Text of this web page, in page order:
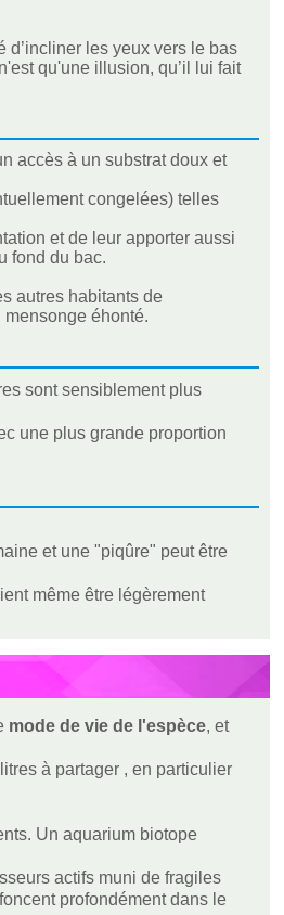
d’incliner les yeux vers le bas
qu'une illusion, qu’il lui fait
accès à un substrat doux et
congelées) telles
et de leur apporter aussi
fond du bac.
autres habitants de
mensonge éhonté.
sont sensiblement plus
une plus grande proportion
et une "piqûre" peut être
même être légèrement
mode de vie de l'espèce, et
à partager , en particulier
Un aquarium biotope
actifs muni de fragiles
profondément dans le